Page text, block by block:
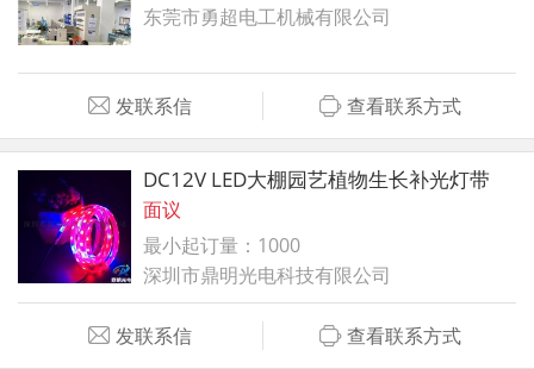
东莞市勇超电工机械有限公司
发联系信 查看联系方式
DC12V LED大棚园艺植物生长补光灯带
面议
最小起订量：1000
深圳市鼎明光电科技有限公司
发联系信 查看联系方式